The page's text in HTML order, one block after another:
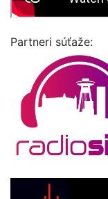
Partneri súťaže: